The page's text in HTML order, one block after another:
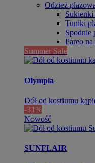
Odzież
Tuniki
Spodnie
Pareo na
Summer Sale
Olympia
Dół od kostiumu
-31%
Nowość
SUNFLAIR